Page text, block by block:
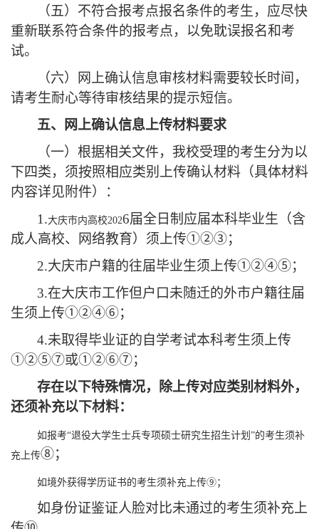
（五）不符合报考点报名条件的考生，应尽快
重新联系符合条件的报考点，以免耽误报名和考
试。
（六）网上确认信息审核材料需要较长时间，
请考生耐心等待审核结果的提示短信。
五、网上确认信息上传材料要求
（一）根据相关文件，我校受理的考生分为以
下四类，须按照相应类别上传确认材料（具体材料
内容详见附件）
：
1.大庆市内高校2026届全日制应届本科毕业生（含
成人高校、网络教育）须上传①②③；
2.大庆市户籍的往届毕业生须上传①②④⑤；
3.在大庆市工作但户口未随迁的外市户籍往届
生须上传①②④⑥；
4.未取得毕业证的自学考试本科考生须上传
①②⑤⑦或①②⑥⑦；
存在以下特殊情况，除上传对应类别材料外，
还须补充以下材料：
如报考“退役大学生士兵专项硕士研究生招生计划”的考生须补
充上传⑧；
如境外获得学历证书的考生须补充上传⑨；
如身份证鉴证人脸对比未通过的考生须补充上